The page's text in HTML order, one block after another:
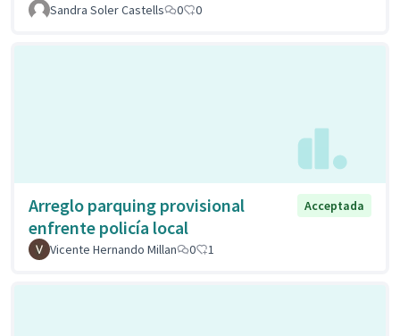
Sandra Soler Castells
0 0
Arreglo parquing provisional
enfrente policía local
Acceptada
Vicente Hernando Millan 0 1